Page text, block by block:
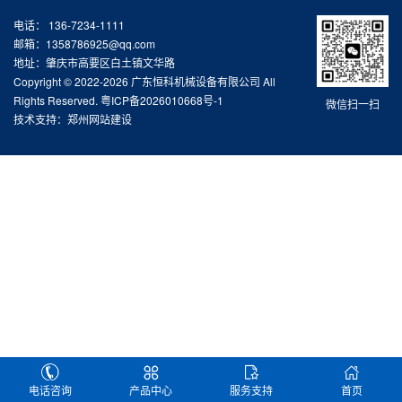
微信扫一扫
电话： 136-7234-1111
邮箱：1358786925@qq.com
地址：肇庆市高要区白土镇文华路
Copyright © 2022-2026 广东恒科机械设备有限公司 All
Rights Reserved. 粤ICP备2026010668号-1
技术支持： 郑州网站建设
电话咨询 产品中心 服务支持 首页